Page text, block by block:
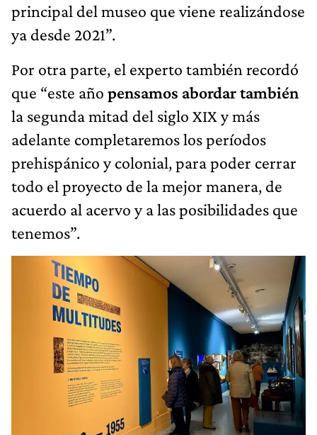
principal del museo que viene realizándose
ya desde 2021”.
Por otra parte, el experto también recordó
que “este año pensamos abordar también
la segunda mitad del siglo XIX y más
adelante completaremos los períodos
prehispánico y colonial, para poder cerrar
todo el proyecto de la mejor manera, de
acuerdo al acervo y a las posibilidades que
tenemos”.